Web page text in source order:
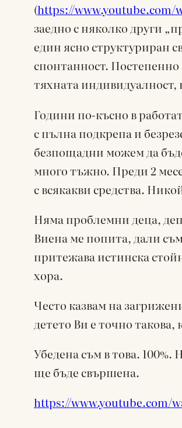
(https://www.youtube.com/
заедно с няколко други
един ясно структуриран
спонтанност.
тяхната
Години по-късно в
с пълна подкрепа и
безпощадни можем да
много тъжно. Преди 2
с всякакви средства.
Няма проблемни деца,
Виена ме попита, дали
притежава истинска
хора.
Често казвам на
детето Ви е точно такова,
Убедена съм в това.
ще бъде свършена.
https://www.youtube.com/